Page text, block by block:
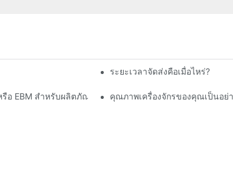
อุตสาหกรรมพลาสติกและยาง ครั้งที่ 35ระยะเวลาจัดส่งคือเมื่อไหร่?
รือ EBM สำหรับผลิตภัณฑ์ของคุณคุณภาพเครื่องจักรของคุณเป็นอย่